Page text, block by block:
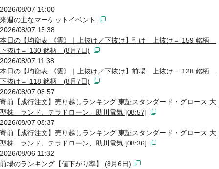
2026/08/07 16:00
来週の主なマーケットイベント
2026/08/07 15:38
本日の【均衡表 《雲》｜上抜け／下抜け】引け 上抜け＝ 159 銘柄
下抜け＝ 130 銘柄 (8月7日)
2026/08/07 11:38
本日の【均衡表 《雲》｜上抜け／下抜け】前場 上抜け＝ 128 銘柄
下抜け＝ 118 銘柄 (8月7日)
2026/08/07 08:57
寄前【成行注文】売り越しランキング 東証スタンダード・グロース 大
型株 ランド、テラドローン、助川電気 [08:57]
2026/08/07 08:37
寄前【成行注文】売り越しランキング 東証スタンダード・グロース 大
型株 ランド、テラドローン、助川電気 [08:36]
2026/08/06 11:32
前場のランキング【値下がり率】 (8月6日)